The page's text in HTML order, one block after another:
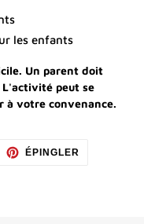
les enfants
Un parent doit
peut se
à votre convenance.
ÉPINGLER